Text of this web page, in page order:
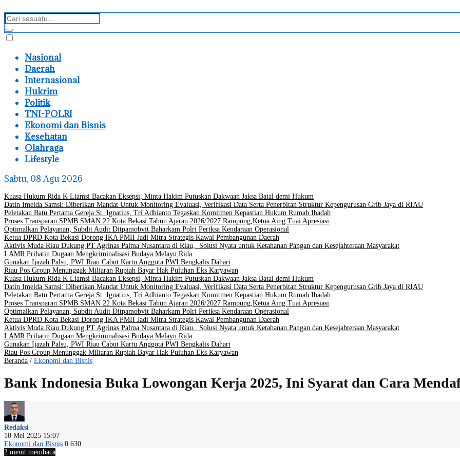
Nasional
Daerah
Internasional
Hukrim
Politik
TNI-POLRI
Ekonomi dan Bisnis
Kesehatan
Olahraga
Lifestyle
Sabtu, 08 Agu 2026
Kuasa Hukum Rida K Liamsi Bacakan Eksepsi, Minta Hakim Putuskan Dakwaan Jaksa Batal demi Hukum
Datin Imelda Samsi: Diberikan Mandat Untuk Monitoring Evaluasi, Verifikasi Data Serta Penerbitan Struktur Kepengurusan Grib Jaya di RIAU
Peletakan Batu Pertama Gereja St. Ignatius, Tri Adhianto Tegaskan Komitmen Kepastian Hukum Rumah Ibadah
Proses Transparan SPMB SMAN 22 Kota Bekasi Tahun Ajaran 2026/2027 Rampung,Ketua Aing Tuai Apresiasi
Optimalkan Pelayanan, Subdit Audit Ditpamobvit Baharkam Polri Periksa Kendaraan Operasional
Ketua DPRD Kota Bekasi Dorong IKA PMII Jadi Mitra Strategis Kawal Pembangunan Daerah
Aktivis Muda Riau Dukung PT Agrinas Palma Nusantara di Riau, Solusi Nyata untuk Ketahanan Pangan dan Kesejahteraan Masyarakat
LAMR Prihatin Dugaan Mengkriminalisasi Budaya Melayu Rida
Gunakan Ijazah Palsu, PWI Riau Cabut Kartu Anggota PWI Bengkalis Dahari
Riau Pos Group Menunggak Miliaran Rupiah Bayar Hak Puluhan Eks Karyawan
Kuasa Hukum Rida K Liamsi Bacakan Eksepsi, Minta Hakim Putuskan Dakwaan Jaksa Batal demi Hukum
Datin Imelda Samsi: Diberikan Mandat Untuk Monitoring Evaluasi, Verifikasi Data Serta Penerbitan Struktur Kepengurusan Grib Jaya di RIAU
Peletakan Batu Pertama Gereja St. Ignatius, Tri Adhianto Tegaskan Komitmen Kepastian Hukum Rumah Ibadah
Proses Transparan SPMB SMAN 22 Kota Bekasi Tahun Ajaran 2026/2027 Rampung,Ketua Aing Tuai Apresiasi
Optimalkan Pelayanan, Subdit Audit Ditpamobvit Baharkam Polri Periksa Kendaraan Operasional
Ketua DPRD Kota Bekasi Dorong IKA PMII Jadi Mitra Strategis Kawal Pembangunan Daerah
Aktivis Muda Riau Dukung PT Agrinas Palma Nusantara di Riau, Solusi Nyata untuk Ketahanan Pangan dan Kesejahteraan Masyarakat
LAMR Prihatin Dugaan Mengkriminalisasi Budaya Melayu Rida
Gunakan Ijazah Palsu, PWI Riau Cabut Kartu Anggota PWI Bengkalis Dahari
Riau Pos Group Menunggak Miliaran Rupiah Bayar Hak Puluhan Eks Karyawan
Beranda / Ekonomi dan Bisnis
Bank Indonesia Buka Lowongan Kerja 2025, Ini Syarat dan Cara
Redaksi
10 Mei 2025 15:07
Ekonomi dan Bisnis 0 630
2 menit membaca